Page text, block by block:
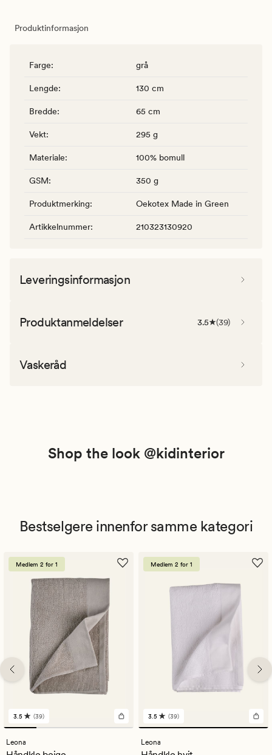
Produktinformasjon
Farge: grå
Lengde: 130 cm
Bredde: 65 cm
Vekt: 295 g
Materiale: 100% bomull
GSM: 350 g
Produktmerking: Oekotex Made in Green
Artikkelnummer: 210323130920
Leveringsinformasjon
Produktanmeldelser 3.5 (39)
Vaskeråd
Shop the look @kidinterior
Bestselgere innenfor samme kategori
Medlem 2 for 1
39
anmeldelser
med
en
3.5 (39)
Leona
Medlem 2 for 1
39
anmeldelser
med
en
3.5 (39)
Leona